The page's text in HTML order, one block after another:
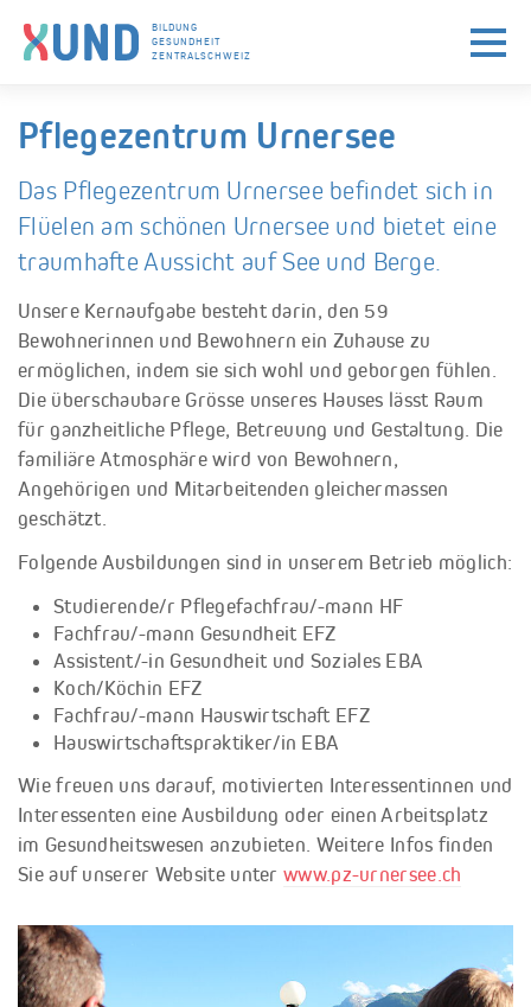
BILDUNG
GESUNDHEIT
ZENTRALSCHWEIZ
Pflegezentrum Urnersee
Das Pflegezentrum Urnersee befindet sich in
Flüelen am schönen Urnersee und bietet eine
traumhafte Aussicht auf See und Berge.
Unsere Kernaufgabe besteht darin, den 59
Bewohnerinnen und Bewohnern ein Zuhause zu
ermöglichen, indem sie sich wohl und geborgen fühlen.
Die überschaubare Grösse unseres Hauses lässt Raum
für ganzheitliche Pflege, Betreuung und Gestaltung. Die
familiäre Atmosphäre wird von Bewohnern,
Angehörigen und Mitarbeitenden gleichermassen
geschätzt.
Folgende Ausbildungen sind in unserem Betrieb möglich:
Studierende/r Pflegefachfrau/-mann HF
Fachfrau/-mann Gesundheit EFZ
Assistent/-in Gesundheit und Soziales EBA
Koch/Köchin EFZ
Fachfrau/-mann Hauswirtschaft EFZ
Hauswirtschaftspraktiker/in EBA
Wie freuen uns darauf, motivierten Interessentinnen und
Interessenten eine Ausbildung oder einen Arbeitsplatz
im Gesundheitswesen anzubieten. Weitere Infos finden
Sie auf unserer Website unterwww.pz-urnersee.ch